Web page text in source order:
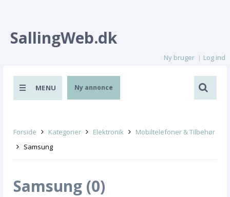
SallingWeb.dk
Ny bruger Log ind
MENU Ny annonce
Forside Kategorier Elektronik
Mobiltelefoner & Tilbehør
Samsung
Samsung (0)